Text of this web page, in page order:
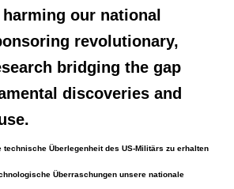
our national
revolutionary,
bridging the gap
discoveries and
technische Überlegenheit des US-Militärs zu erhalten
Überraschungen unsere nationale